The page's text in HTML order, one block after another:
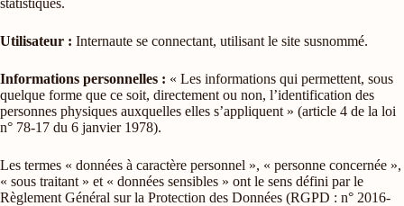
Utilisateur : Internaute se connectant, utilisant le site susnommé.
Informations personnelles : « Les informations qui permettent, sous
quelque forme que ce soit, directement ou non, l’identification des
personnes physiques auxquelles elles s’appliquent » (article 4 de la loi
n° 78-17 du 6 janvier 1978).
Les termes « données à caractère personnel », « personne concernée »,
« sous traitant » et « données sensibles » ont le sens défini par le
Règlement Général sur la Protection des Données (RGPD : n° 2016-